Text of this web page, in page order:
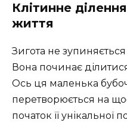
Клітинне
життя
Зигота не
Вона починає
Ось ця маленька
перетворюється на
початок її унікальної